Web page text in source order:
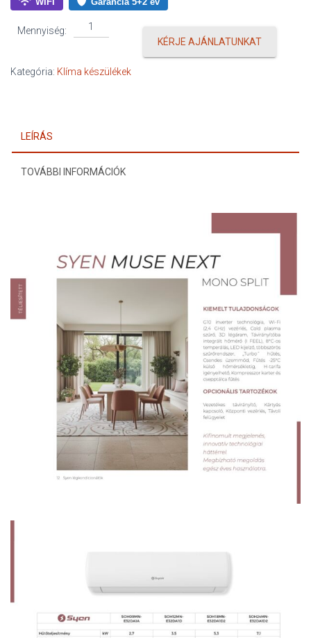
Mennyiség:
Syen
Muse
2,7
KÉRJE AJÁNLATUNKAT
Kategória: Klíma készülékek
LEÍRÁS
TOVÁBBI INFORMÁCIÓK